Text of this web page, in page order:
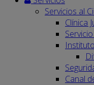
Servicios al
Clínica
Canal